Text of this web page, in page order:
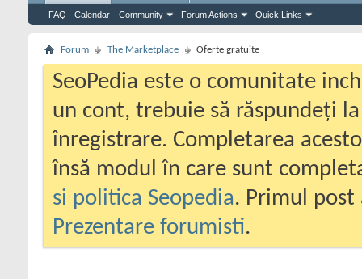
FAQ Calendar Community Forum Actions Quick Links
Forum The Marketplace Oferte gratuite
SeoPedia este o comunitate
un cont, trebuie să răspundeți
înregistrare. Completarea
însă modul în care sunt
si politica Seopedia. Primul
Prezentare forumisti.